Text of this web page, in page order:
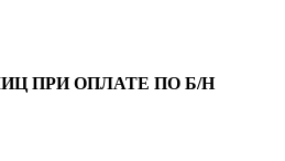
ПРИ ОПЛАТЕ ПО Б/Н